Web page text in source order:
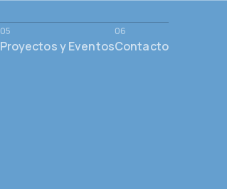
Proyectos y EventosContacto